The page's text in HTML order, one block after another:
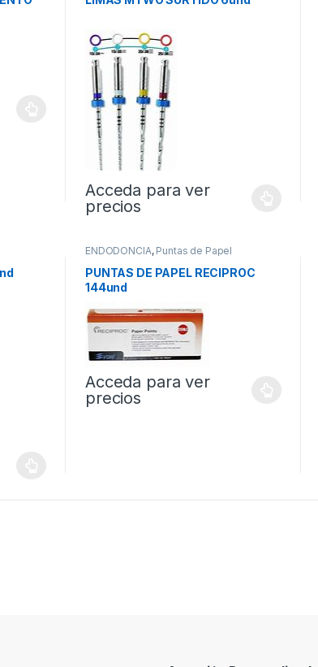
Acceda para ver
precios
ENDODONCIA, Puntas de Papel
PUNTAS DE PAPEL RECIPROC
144und
Acceda para ver
precios